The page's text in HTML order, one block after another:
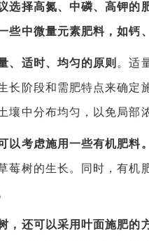
选择高氮、中磷、高钾的
些中微量元素肥料，如钙
、适时、均匀的原则 。适
长阶段和需肥特点来确
壤中分布均匀，以免局部
以考虑施用一些有机肥料。
莓树的生长。同时，有机
，还可以采用叶面施肥的